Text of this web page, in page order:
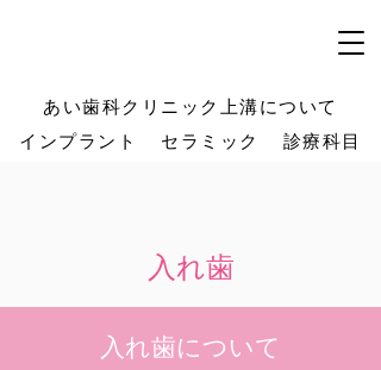
あい歯科クリニック上溝について
インプラント
セラミック 診療科目
入れ歯
入れ歯について